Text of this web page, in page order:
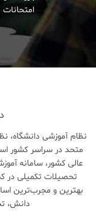
امتحانات
نظام آموزشی دانشگاه،
متحد در سراسر کشور
عالی کشور، سامانه
تحصیلات تکمیلی در
بهترین و مجرب‌ترین
دانش،